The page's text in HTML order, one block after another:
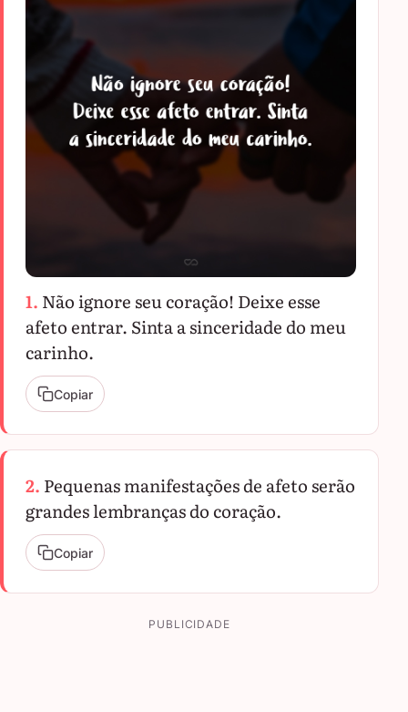
1. Não ignore seu coração! Deixe esse
afeto entrar. Sinta a sinceridade do meu
carinho.
Copiar
2. Pequenas manifestações de afeto serão
grandes lembranças do coração.
Copiar
PUBLICIDADE